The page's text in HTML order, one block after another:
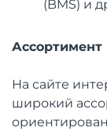
(BMS) и
На сайте
широкий